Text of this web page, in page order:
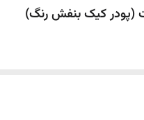
(پودر کیک بنفش رنگ)